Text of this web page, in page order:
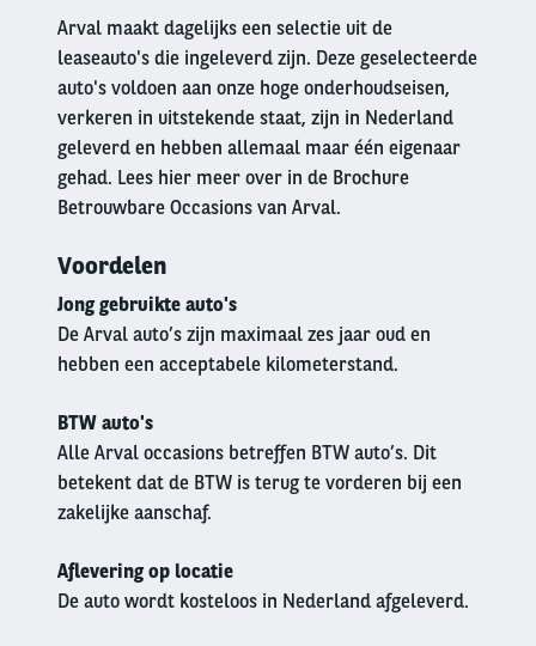
Arval maakt dagelijks een selectie uit de
leaseauto's die ingeleverd zijn. Deze geselecteerde
auto's voldoen aan onze hoge onderhoudseisen,
verkeren in uitstekende staat, zijn in Nederland
geleverd en hebben allemaal maar één eigenaar
gehad. Lees hier meer over in de Brochure
Betrouwbare Occasions van Arval.
Voordelen
Jong gebruikte auto's
De Arval auto’s zijn maximaal zes jaar oud en
hebben een acceptabele kilometerstand.
BTW auto's
Alle Arval occasions betreffen BTW auto’s. Dit
betekent dat de BTW is terug te vorderen bij een
zakelijke aanschaf.
Aflevering op locatie
De auto wordt kosteloos in Nederland afgeleverd.